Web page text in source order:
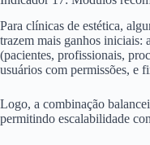
Para clínicas de estética,
trazem mais ganhos iniciais:
(pacientes, profissionais,
usuários com permissões, e
Logo, a combinação
permitindo escalabilidade